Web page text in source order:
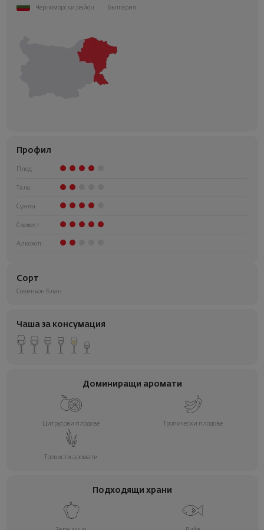
Черноморски район България
Профил
Плод
Тяло
Сухота
Свежест
Алкохол
Сорт
Совиньон Блан
Чаша за консумация
Доминиращи аромати
Цитрусови плодове Тропически плодове
Тревисти аромати
Подходящи храни